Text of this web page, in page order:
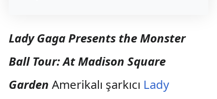
Lady Gaga Presents the Monster
Ball Tour: At Madison Square
Garden Amerikalı şarkıcı Lady